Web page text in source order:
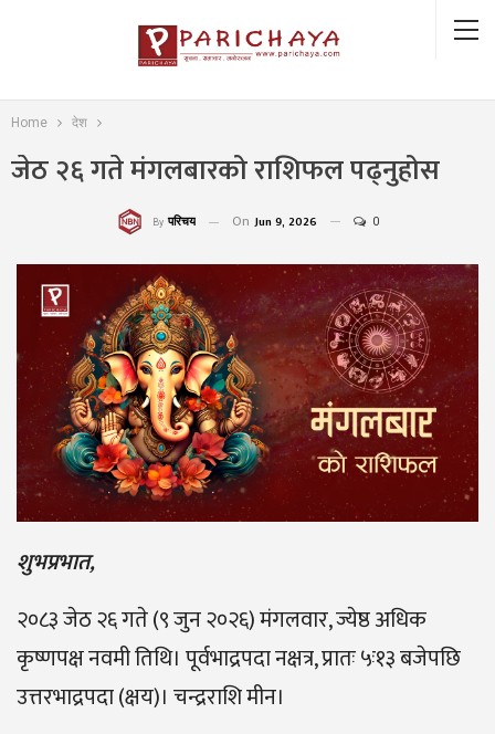
Home देश
जेठ २६ गते मंगलबारको राशिफल पढ्नुहोस
By परिचय On Jun 9, 2026 0
शुभप्रभात,
२०८३ जेठ २६ गते (९ जुन २०२६) मंगलवार, ज्येष्ठ अधिक
कृष्णपक्ष नवमी तिथि। पूर्वभाद्रपदा नक्षत्र, प्रातः ५ः१३ बजेपछि
उत्तरभाद्रपदा (क्षय)। चन्द्रराशि मीन।